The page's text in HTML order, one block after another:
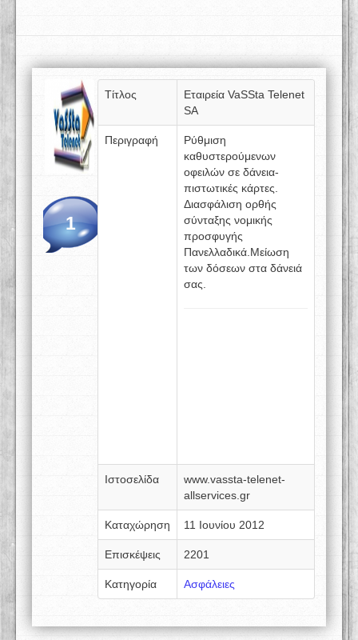
1
Τίτλος
Εταιρεία VaSSta Telenet
SA
Περιγραφή
Ρύθμιση
καθυστερούμενων
οφειλών σε δάνεια-
πιστωτικές κάρτες.
Διασφάλιση ορθής
σύνταξης νομικής
προσφυγής
Πανελλαδικά.Μείωση
των δόσεων στα δάνειά
σας.
Ιστοσελίδα
www.vassta-telenet-
allservices.gr
Καταχώρηση 11 Ιουνίου 2012
Επισκέψεις 2201
Κατηγορία Ασφάλειες